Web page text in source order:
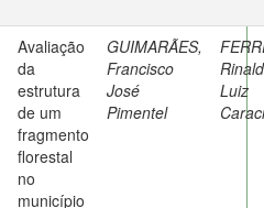
Avaliação
da
estrutura
de um
fragmento
florestal
no
município
GUIMARÃES,
Francisco
José
Pimentel
Luiz